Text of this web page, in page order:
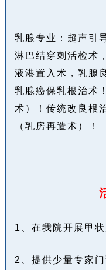
乳腺专业：超声引
淋巴结穿刺活检术
液港置入术，乳腺
乳腺癌保乳根治术
术）！传统改良根
（乳房再造术）！
1、在我院开展甲
2、提供少量专家